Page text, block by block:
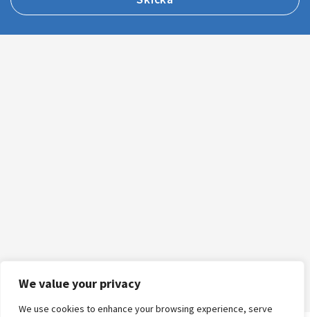
We value your privacy
We use cookies to enhance your browsing experience, serve